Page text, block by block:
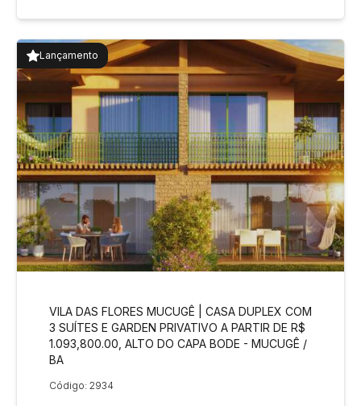
Lançamento
VILA DAS FLORES MUCUGÊ | CASA DUPLEX COM
3 SUÍTES E GARDEN PRIVATIVO A PARTIR DE R$
1.093,800.00, ALTO DO CAPA BODE - MUCUGÊ /
BA
Código: 2934